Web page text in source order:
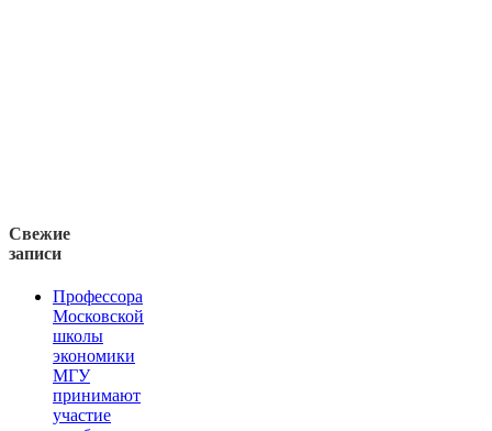
Свежие
записи
Профессора
Московской
школы
экономики
МГУ
принимают
участие